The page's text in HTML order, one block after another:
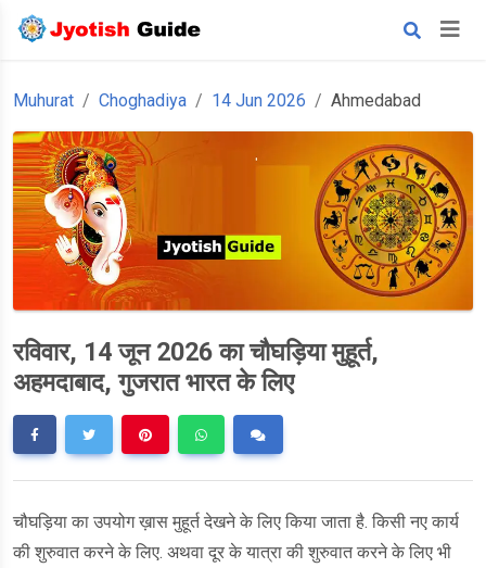
Muhurat Choghadiya 14 Jun 2026 Ahmedabad
रविवार, 14 जून 2026 का चौघड़िया मुहूर्त,
अहमदाबाद, गुजरात भारत के लिए
चौघड़िया का उपयोग ख़ास मुहूर्त देखने के लिए किया जाता है. किसी नए कार्य
की शुरुवात करने के लिए. अथवा दूर के यात्रा की शुरुवात करने के लिए भी